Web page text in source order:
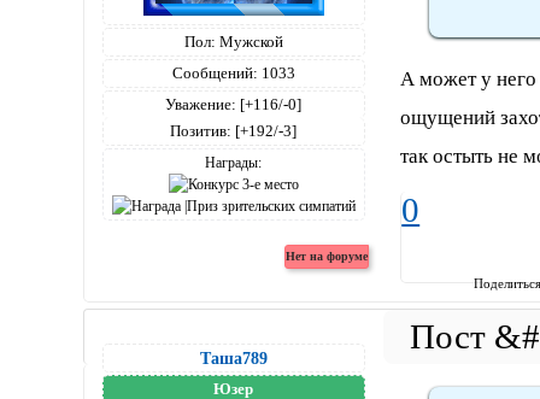
Пол: Мужской
Сообщений: 1033
Уважение: [+116/-0]
Позитив: [+192/-3]
Награды:
А может у
ощущений
так остыть не
0
Таша789
Юзер